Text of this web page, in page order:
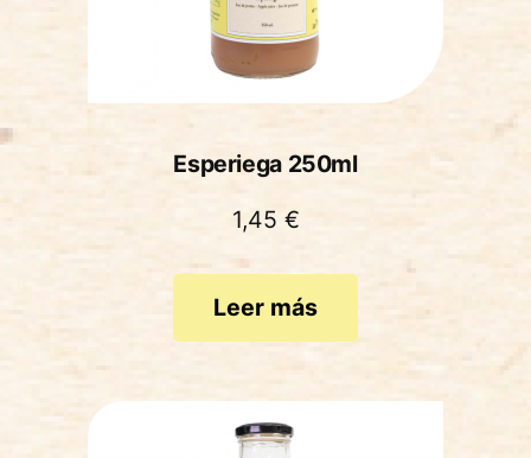
Esperiega 250ml
1,45 €
Leer más